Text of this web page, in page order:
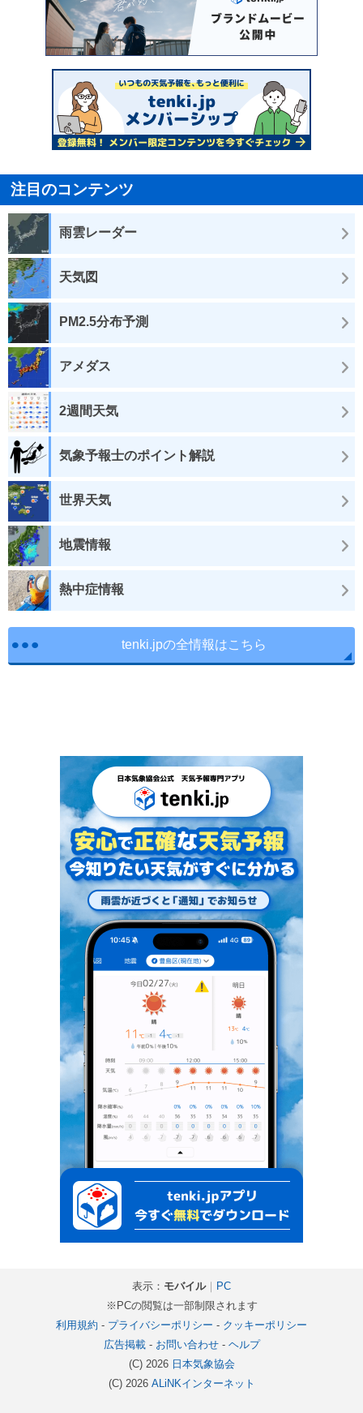
注目のコンテンツ
雨雲レーダー
天気図
PM2.5分布予測
アメダス
2週間天気
気象予報士のポイント解説
世界天気
地震情報
熱中症情報
tenki.jpの全情報はこちら
表示： モバイル｜
PC
※PCの閲覧は一部制限されます
利用規約 - プライバシーポリシー - クッキーポリシー
広告掲載- お問い合わせ- ヘルプ
(C) 2026 日本気象協会
(C) 2026 ALiNKインターネット